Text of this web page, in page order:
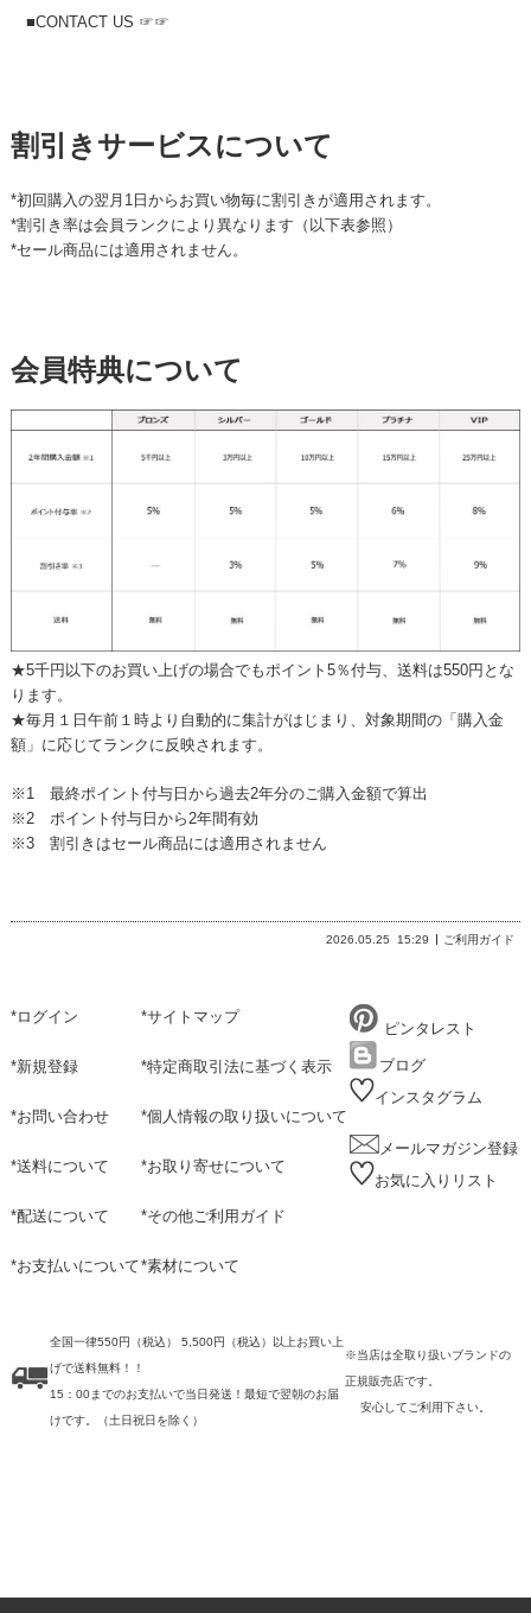
■CONTACT US ☞☞
割引きサービスについて
*初回購入の翌月1日からお買い物毎に割引きが適用されます。
*割引き率は会員ランクにより異なります（以下表参照）
*セール商品には適用されません。
会員特典について
★5千円以下のお買い上げの場合でもポイント5％付与、送料は550円とな
ります。
★毎月１日午前１時より自動的に集計がはじまり、対象期間の「購入金
額」に応じてランクに反映されます。
※1 最終ポイント付与日から過去2年分のご購入金額で算出
※2 ポイント付与日から2年間有効
※3 割引きはセール商品には適用されません
2026.05.25 15:29 ご利用ガイド
*ログイン
*新規登録
*お問い合わせ
*送料について
*配送について
*お支払いについて
*サイトマップ
*特定商取引法に基づく表示
*個人情報の取り扱いについて
*お取り寄せについて
*その他ご利用ガイド
*素材について
ピンタレスト
ブログ
インスタグラム
メールマガジン登録
お気に入りリスト
全国一律550円（税込） 5,500円（税込）以上お買い上
げで送料無料！！
15：00までのお支払いで当日発送！最短で翌朝のお届
けです。
（土日祝日を除く）
※当店は全取り扱いブランドの
正規販売店です。
安心してご利用下さい。